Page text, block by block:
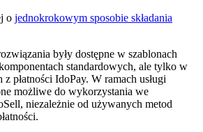
o jednokrokowym sposobie składania
były dostępne w szablonach
standardowych, ale tylko w
płatności IdoPay. W ramach usługi
możliwe do wykorzystania we
niezależnie od używanych metod